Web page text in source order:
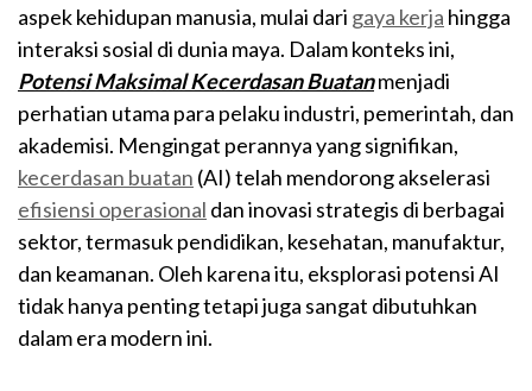
aspek kehidupan manusia, mulai dari gaya kerja hingga
interaksi sosial di dunia maya. Dalam konteks ini,
Potensi Maksimal Kecerdasan Buatanmenjadi
perhatian utama para pelaku industri, pemerintah, dan
akademisi. Mengingat perannya yang signifikan,
kecerdasan buatan (AI) telah mendorong akselerasi
efisiensi operasional dan inovasi strategis di berbagai
sektor, termasuk pendidikan, kesehatan, manufaktur,
dan keamanan. Oleh karena itu, eksplorasi potensi AI
tidak hanya penting tetapi juga sangat dibutuhkan
dalam era modern ini.